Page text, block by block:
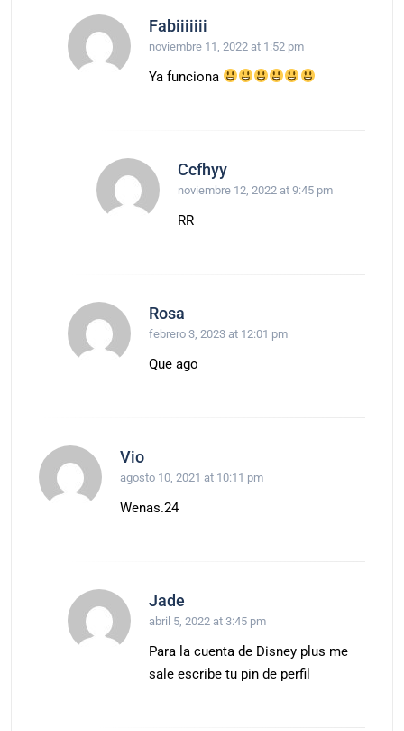
Fabiiiiiii
noviembre 11, 2022 at 1:52 pm
Ya funciona
Ccfhyy
noviembre 12, 2022 at 9:45 pm
RR
Rosa
febrero 3, 2023 at 12:01 pm
Que ago
Vio
agosto 10, 2021 at 10:11 pm
Wenas.24
Jade
abril 5, 2022 at 3:45 pm
Para la cuenta de Disney plus me
sale escribe tu pin de perfil